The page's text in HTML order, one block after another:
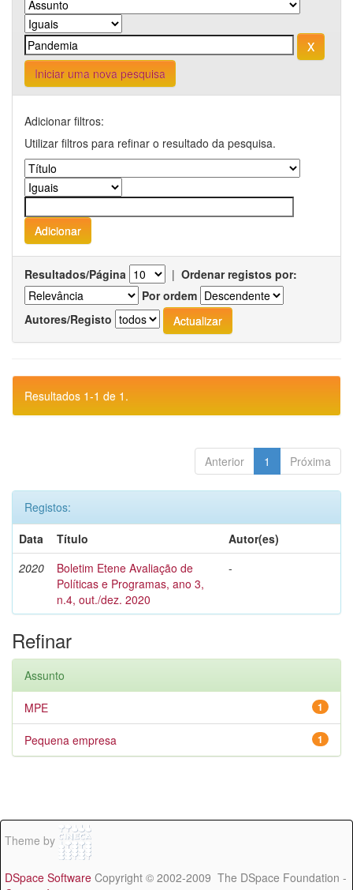
Iniciar uma nova pesquisa
Adicionar filtros:
Utilizar filtros para refinar o resultado da pesquisa.
Resultados/Página | Ordenar registos por:
Por ordem
Autores/Registo
Resultados 1-1 de 1.
Anterior 1 Próxima
Registos:
Data
Título
Autor(es)
2020
Boletim Etene Avaliação de
Políticas e Programas, ano 3,
n.4, out./dez. 2020
-
Refinar
Assunto
1
MPE
1
Pequena empresa
Theme by
DSpace Software Copyright © 2002-2009 The DSpace Foundation -